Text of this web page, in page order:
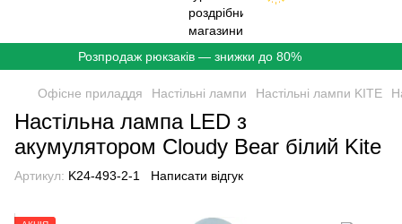
Розпродаж рюкзаків — знижки до 80%
Офісне приладдя Настільні лампи Настільні лампи KITE
Настільна лампа LED з
акумулятором Cloudy Bear білий Kite
Артикул: K24-493-2-1 Написати відгук